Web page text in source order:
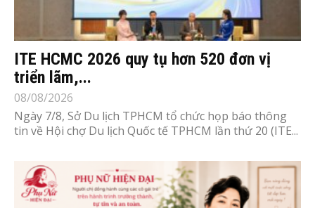
ITE HCMC 2026 quy tụ hơn 520 đơn vị
triển lãm,...
08/08/2026
Ngày 7/8, Sở Du lịch TPHCM tổ chức họp báo thông
tin về Hội chợ Du lịch Quốc tế TPHCM lần thứ 20 (ITE...